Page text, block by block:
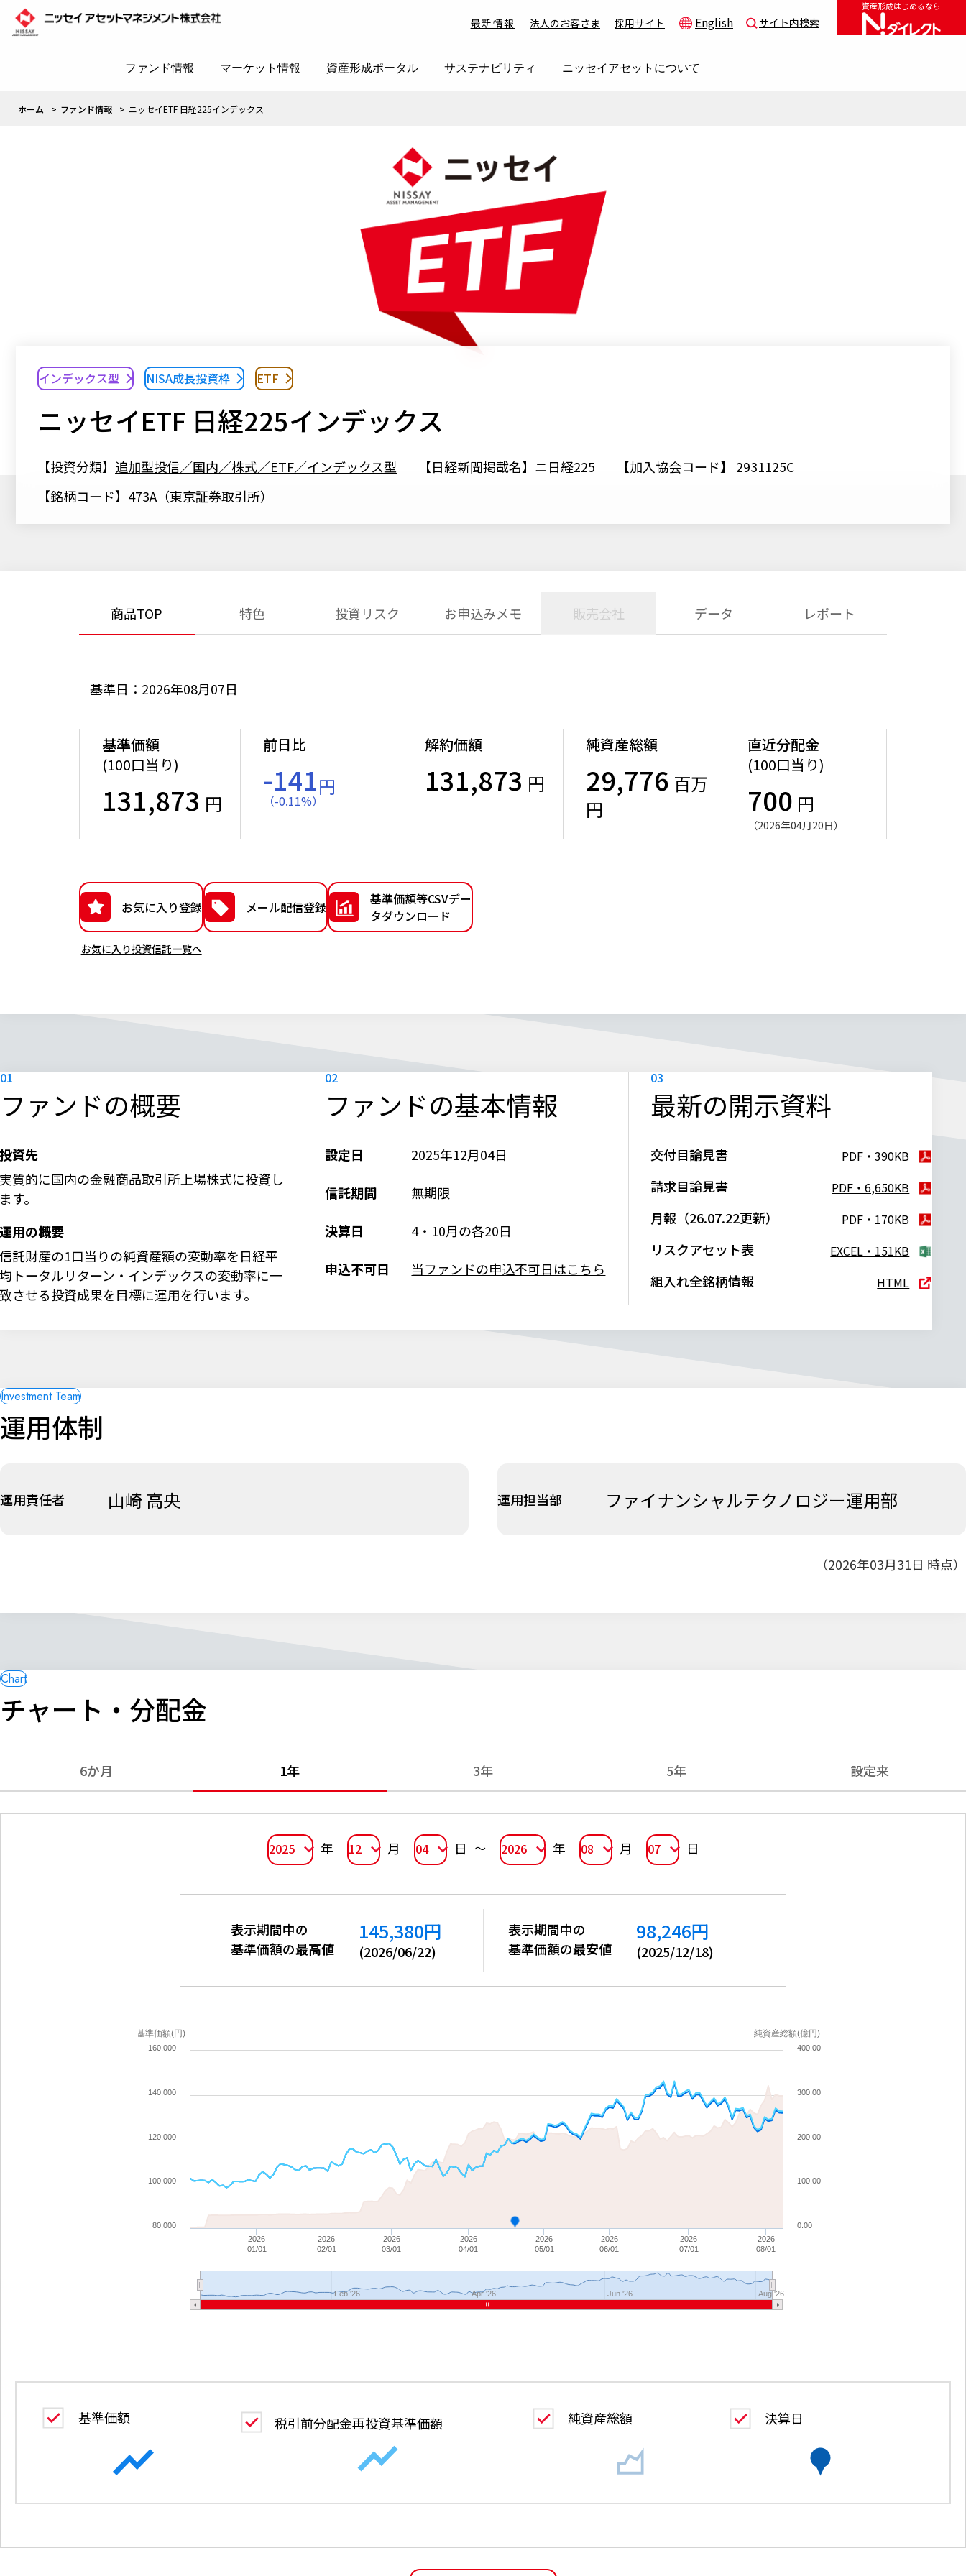
最新情報 法人のお客さま 採用サイト English サイト内検索
ファンド情報 マーケット情報 資産形成ポータル サステナビリティ ニッセイアセットについて
資産形成はじめるなら
ホーム ファンド情報 ニッセイETF 日経225インデックス
ニッセイETF 日経225インデックス
インデックス型 NISA成長投資枠 ETF
【投資分類】 追加型投信／国内／株式／ETF／インデックス型 【日経新聞掲載名】ニ日経225
【加入協会コード】 2931125C
【銘柄コード】473A（東京証券取引所）
商品TOP 特色 投資リスク お申込みメモ 販売会社 データ レポート
基準日：2026年08月07日
基準価額
(100口当り)
131,873 円
前日比
-141円
（-0.11%）
解約価額
131,873 円
純資産総額
29,776 百万
円
直近分配金
(100口当り)
700 円
（2026年04月20日）
お気に入り登録
お気に入り投資信託一覧へ
メール配信登録
基準価額等CSVデー
タダウンロード
ファンドの概要
投資先
実質的に国内の金融商品取引所上場株式に投資し
ます。
運用の概要
信託財産の1口当りの純資産額の変動率を日経平
均トータルリターン・インデックスの変動率に一
致させる投資成果を目標に運用を行います。
ファンドの基本情報
設定日 2025年12月04日
信託期間 無期限
決算日 4・10月の各20日
申込不可日 当ファンドの申込不可日はこちら
最新の開示資料
交付目論見書 PDF・390KB
請求目論見書 PDF・6,650KB
月報（26.07.22更新） PDF・170KB
リスクアセット表 EXCEL・151KB
組入れ全銘柄情報 HTML
運用体制
運用責任者 山崎 高央 運用担当部 ファイナンシャルテクノロジー運用部
（2026年03月31日 時点）
チャート・分配金
6か月 1年 3年 5年 設定来
2025 年 12 月 04 日 2026 年 08 月 07 日
表示期間中の
基準価額の最高値
145,380円
(2026/06/22)
表示期間中の
基準価額の最安値
98,246円
(2025/12/18)
基準価額(円) 純資産総額(億円)
2026
01/01
2026
02/01
2026
03/01
2026
04/01
2026
05/01
2026
06/01
2026
07/01
2026
08/01
Feb '26 Apr '26 Jun '26 Aug '26
80,000
100,000
120,000
140,000
160,000
0.00
100.00
200.00
300.00
400.00
基準価額 税引前分配金再投資基準価額 純資産総額 決算日